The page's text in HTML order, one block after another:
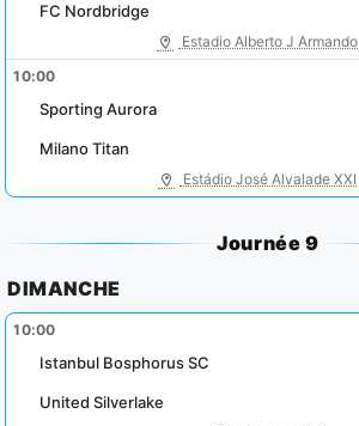
FC Nordbridge
Estadio Alberto J Armando
10:00
Sporting Aurora
Milano Titan
Estádio José Alvalade XXI
Journée 9
DIMANCHE
10:00
Istanbul Bosphorus SC
United Silverlake